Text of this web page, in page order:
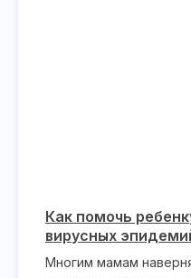
Как помочь
вирусных
Многим мамам